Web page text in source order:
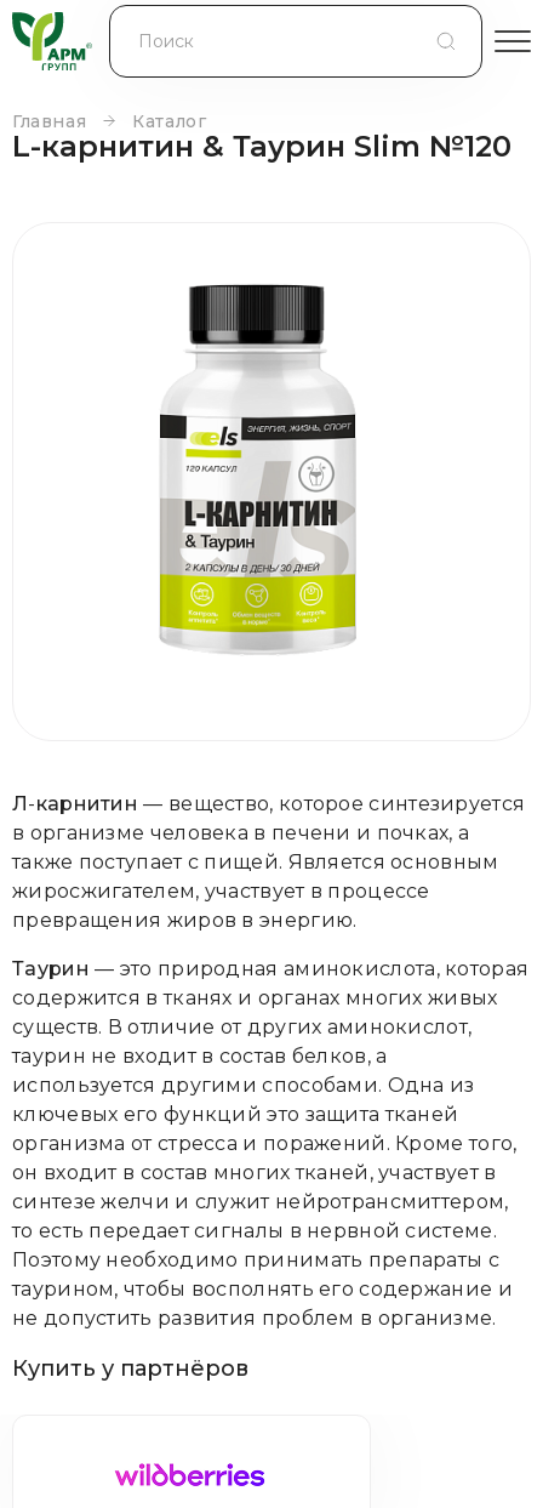
КОНТРАКТНОЕ ПРОИЗВОДСТВО
Главная Каталог
L-карнитин & Таурин Slim №120
Л-карнитин — вещество, которое синтезируется
в организме человека в печени и почках, а
также поступает с пищей. Является основным
жиросжигателем, участвует в процессе
превращения жиров в энергию.
Таурин — это природная аминокислота, которая
содержится в тканях и органах многих живых
существ. В отличие от других аминокислот,
таурин не входит в состав белков, а
используется другими способами. Одна из
ключевых его функций это защита тканей
организма от стресса и поражений. Кроме того,
он входит в состав многих тканей, участвует в
синтезе желчи и служит нейротрансмиттером,
то есть передает сигналы в нервной системе.
Поэтому необходимо принимать препараты с
таурином, чтобы восполнять его содержание и
не допустить развития проблем в организме.
Купить у партнёров